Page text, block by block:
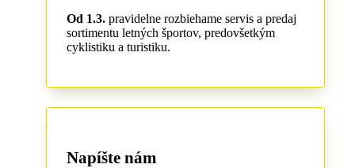
Od 1.3. pravidelne rozbiehame servis a predaj
sortimentu letných športov, predovšetkým
cyklistiku a turistiku.
Napíšte nám